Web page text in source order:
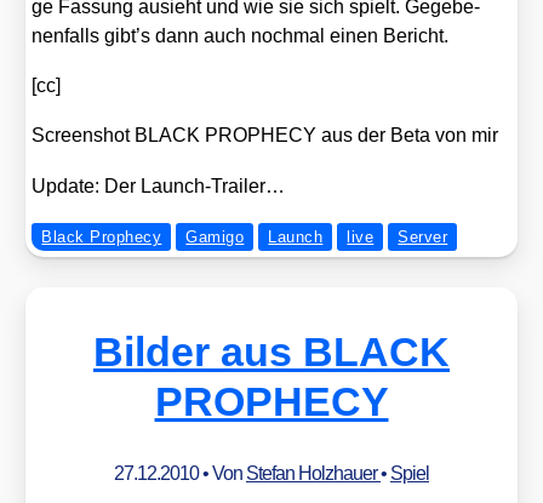
ge Fas­sung aus­ieht und wie sie sich spielt. Gege­be­
nen­falls gibt’s dann auch noch­mal einen Bericht.
[cc]
Screen­shot BLACK PROPHECY aus der Beta von mir
Update: Der Launch-Trai­ler…
Black Prophecy Gamigo Launch live Server
Bilder aus BLACK
PROPHECY
27.12.2010• Von Stefan Holzhauer• Spiel